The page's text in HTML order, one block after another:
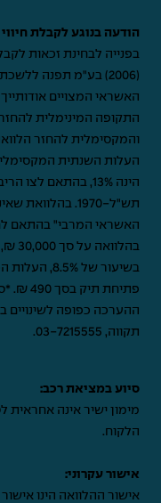
הודעה בנוגע לקבלת
בפנייה לבחינת זכאות
(2006) בע"מ תפנה
האשראי המצויים
העלות השנתית
הינה 13%, בהתאם
תש"ל-1970.
תקווה, 03-7215555
.
סיוע במציאת רכב:
מימון ישיר אינה אחראית
הלקוח.
אישור עקרוני:
אישור ההלוואה הינו